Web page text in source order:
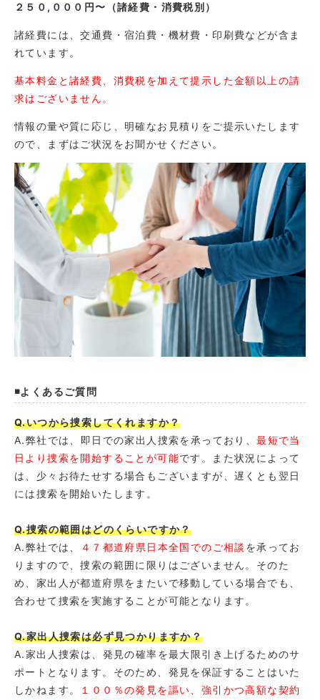
２５０,０００円〜（諸経費・消費税別）
諸経費には、交通費・宿泊費・機材費・印刷費などが含ま
れています。
基本料金と諸経費、消費税を加えて提示した金額以上の請
求はございません。
情報の量や質に応じ、明確なお見積りをご提示いたします
ので、まずはご状況をお聞かせください。
◾️よくあるご質問
Q.いつから捜索してくれますか？
A.弊社では、即日での家出人捜索を承っており、最短で当
日より捜索を開始することが可能です。また状況によって
は、少々お待たせする場合もございますが、遅くとも翌日
には捜索を開始いたします。
Q.捜索の範囲はどのくらいですか？
A.弊社では、
４７都道府県日本全国でのご相談 を承ってお
りますので、捜索の範囲に限りはございません。そのた
め、家出人が都道府県をまたいで移動している場合でも、
合わせて捜索を実施することが可能となります。
Q.家出人捜索は必ず見つかりますか？
A.家出人捜索は、発見の確率を最大限引き上げるためのサ
ポートとなります。そのため、発見を保証することはいた
しかねます。
１００％の発見を謳い、強引かつ高額な契約